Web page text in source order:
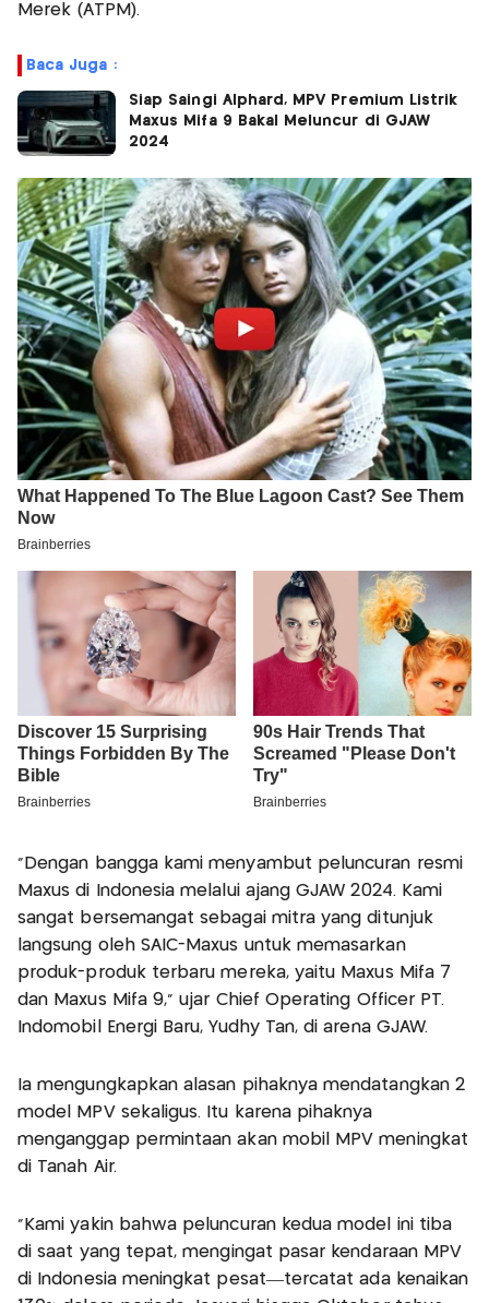
Merek (ATPM).
Baca Juga :
Siap Saingi Alphard, MPV Premium Listrik
Maxus Mifa 9 Bakal Meluncur di GJAW
2024
"Dengan bangga kami menyambut peluncuran resmi
Maxus di Indonesia melalui ajang GJAW 2024. Kami
sangat bersemangat sebagai mitra yang ditunjuk
langsung oleh SAIC-Maxus untuk memasarkan
produk-produk terbaru mereka, yaitu Maxus Mifa 7
dan Maxus Mifa 9," ujar Chief Operating Officer PT.
Indomobil Energi Baru, Yudhy Tan, di arena GJAW.
Ia mengungkapkan alasan pihaknya mendatangkan 2
model MPV sekaligus. Itu karena pihaknya
menganggap permintaan akan mobil MPV meningkat
di Tanah Air.
"Kami yakin bahwa peluncuran kedua model ini tiba
di saat yang tepat, mengingat pasar kendaraan MPV
di Indonesia meningkat pesat—tercatat ada kenaikan